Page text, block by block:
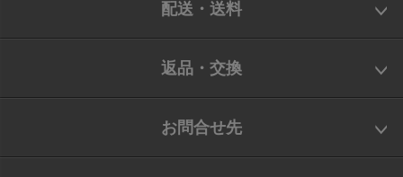
配送・送料
返品・交換
お問合せ先